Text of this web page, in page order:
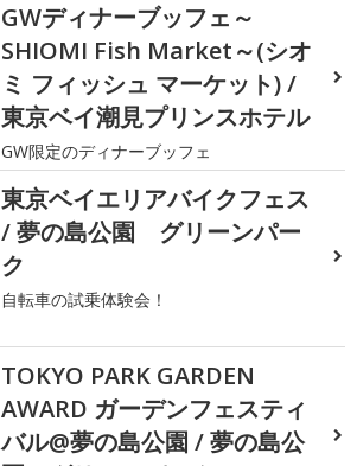
GWディナーブッフェ～
SHIOMI Fish Market～(シオ
ミ フィッシュ マーケット) /
東京ベイ潮見プリンスホテル
GW限定のディナーブッフェ
東京ベイエリアバイクフェス
/ 夢の島公園 グリーンパー
ク
自転車の試乗体験会！
TOKYO PARK GARDEN
AWARD ガーデンフェスティ
バル@夢の島公園 / 夢の島公